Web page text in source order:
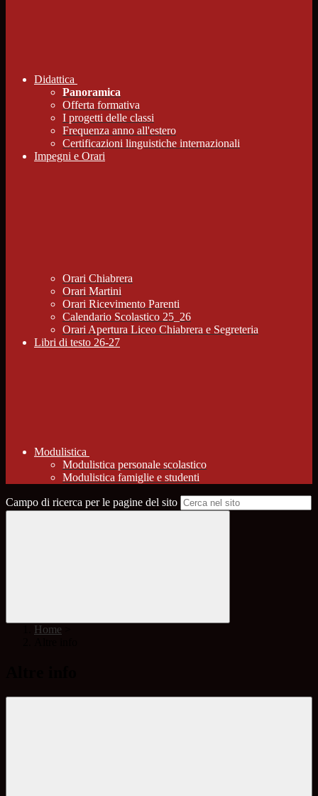
Didattica
Panoramica
Offerta formativa
I progetti delle classi
Frequenza anno all'estero
Certificazioni linguistiche internazionali
Impegni e Orari
Orari Chiabrera
Orari Martini
Orari Ricevimento Parenti
Calendario Scolastico 25_26
Orari Apertura Liceo Chiabrera e Segreteria
Libri di testo 26-27
Modulistica
Modulistica personale scolastico
Modulistica famiglie e studenti
Campo di ricerca per le pagine del sito
Home